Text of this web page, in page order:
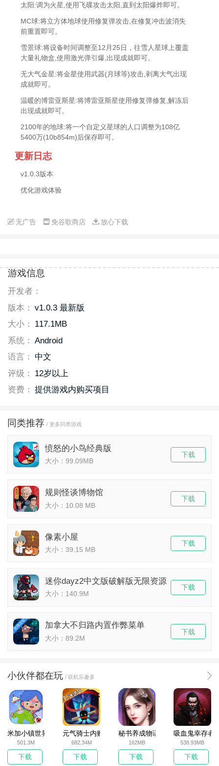
太阳:调为火星,使用飞碟攻击太阳,直到太阳爆炸即可。
MC球:将立方体地球使用修复弹攻击,在修复冲击波消失
前重置即可。
雪景球:将设备时间调整至12月25日，往雪人星球上覆盖
大量礼物盒,使用激光弹引爆,出现成就即可。
无大气金星:将金星使用武器(月球等)攻击,剥离大气出现
成就即可。
温暖的博雷亚斯星:将博雷亚斯星使用修复弹修复,解冻后
出现成就即可。
2100年的地球:将一个自定义星球的人口调整为108亿
5400万(10b854m)后保存即可。
更新日志
v1.0.3版本
优化游戏体验
无广告 免谷歌商店 放心下载
游戏信息
开发者：
版本： v1.0.3 最新版
大小：
117.1MB
系统： Android
语言：
中文
评级：
12岁以上
资费： 提供游戏内购买项目
同类推荐 / 更多同类游戏
愤怒的小鸟经典版
大小：99.09MB
下载
规则怪谈博物馆
大小：10.08 MB
下载
像素小屋
大小：39.15 MB
下载
迷你dayz2中文版破解版无限资源
大小：140.9M
下载
加拿大不归路内置作弊菜单
大小：89.2M
下载
小伙伴都在玩 / 联机乐趣多
米加小镇世界2025官方版
501.3M
下载
元气骑士内购破解版
682.34M
下载
秘书养成物语
162MB
下载
吸血鬼幸存者
538.93MB
下载